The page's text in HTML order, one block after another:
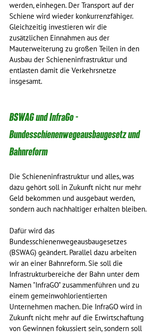
werden, einhegen. Der Transport auf der
Schiene wird wieder konkurrenzfähiger.
Gleichzeitig investieren wir die
zusätzlichen Einnahmen aus der
Mauterweiterung zu großen Teilen in den
Ausbau der Schieneninfrastruktur und
entlasten damit die Verkehrsnetze
insgesamt.
BSWAG und InfraGo -
Bundesschienenwegeausbaugesetz und
Bahnreform
Die Schieneninfrastruktur und alles, was
dazu gehört soll in Zukunft nicht nur mehr
Geld bekommen und ausgebaut werden,
sondern auch nachhaltiger erhalten bleiben.
Dafür wird das
Bundesschienenwegeausbaugesetzes
(BSWAG) geändert. Parallel dazu arbeiten
wir an einer Bahnreform. Sie soll die
Infrastrukturbereiche der Bahn unter dem
Namen "InfraGO" zusammenführen und zu
einem gemeinwohlorientierten
Unternehmen machen. Die InfraGO wird in
Zukunft nicht mehr auf die Erwirtschaftung
von Gewinnen fokussiert sein, sondern soll